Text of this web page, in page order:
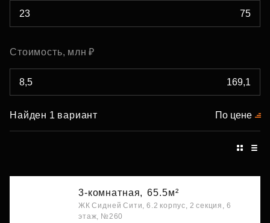
Стоимость, млн ₽
Найден 1 вариант По цене
3-комнатная, 65.5м²
ЖК Сидней Сити, 6.2 корпус, 2 секция, 6
этаж, №260